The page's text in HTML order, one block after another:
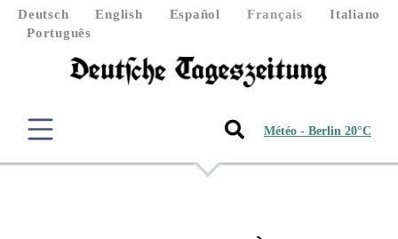
Deutsch English Español Français
Italiano
Português
Météo - Berlin 20°C